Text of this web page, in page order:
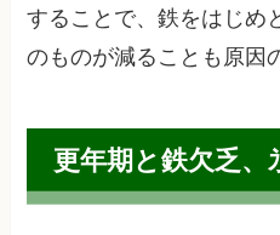
することで、鉄をはじめ
のものが減ることも原因
更年期と鉄欠乏